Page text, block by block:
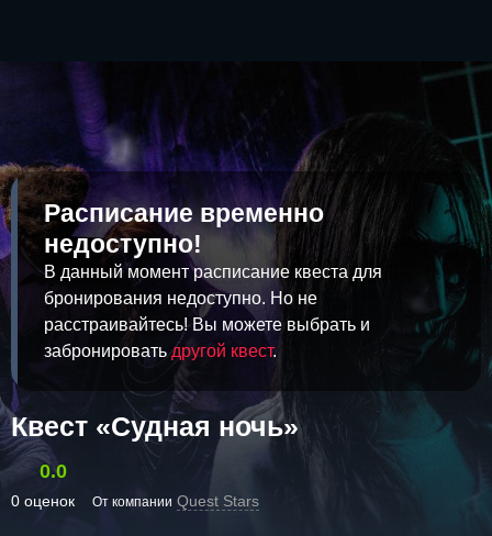
Расписание временно
недоступно!
В данный момент расписание квеста для
бронирования недоступно. Но не
расстраивайтесь! Вы можете выбрать и
забронироватьдругой квест.
Квест «Судная ночь»
0.0
0 оценок От компании Quest Stars